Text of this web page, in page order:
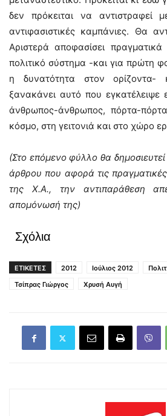
δεν πρόκειται να αντιστραφεί
αντιφασιστικές καμπάνιες. Θα
Αριστερά αποφασίσει
πολιτικό σύστημα -και για πρώτη
η δυνατότητα στον ορίζοντα-
ξανακάνει αυτό που εγκατέλειψε
άνθρωπος-άνθρωπος, πόρτα-
κόσμο, στη γειτονιά και στο χώρο
(Στο επόμενο φύλλο θα
άρθρου που αφορά τις πραγματικές
της Χ.Α., την αντιπαράθεση
απομόνωσή της)
Σχόλια
ΕΤΙΚΕΤΕΣ 2012 Ιούλιος 2012
Τσίπρας Γιώργος
Χρυσή Αυγή